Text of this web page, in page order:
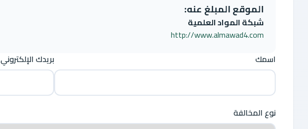
الموقع المبلغ عنه:
شبكة المواد العلمية
http://www.almawad4.com
اسمك
بريدك الإلكتروني
نوع المخالفة